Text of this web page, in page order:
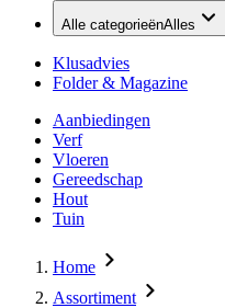
Alle categorieënAlles
Klusadvies
Folder & Magazine
Aanbiedingen
Verf
Vloeren
Gereedschap
Hout
Tuin
Home
Assortiment